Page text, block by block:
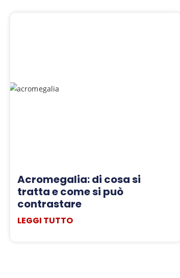
Acromegalia: di cosa si
tratta e come si può
contrastare
LEGGI TUTTO